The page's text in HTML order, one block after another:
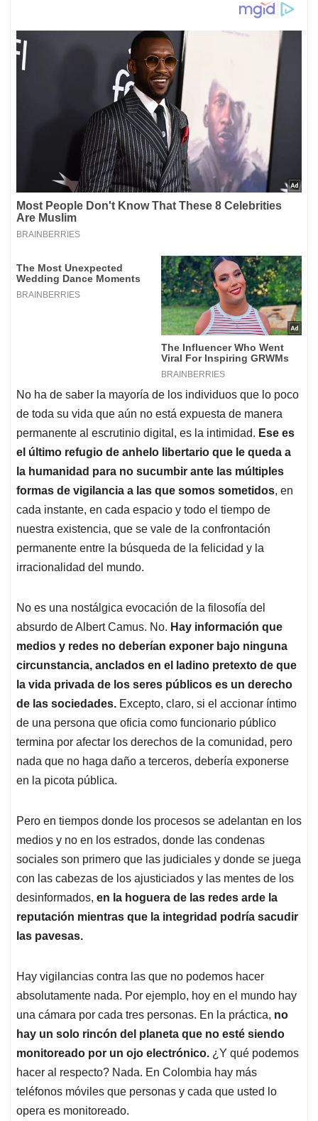
No ha de saber la mayoría de los individuos que lo poco
de toda su vida que aún no está expuesta de manera
permanente al escrutinio digital, es la intimidad. Ese es
el último refugio de anhelo libertario que le queda a
la humanidad para no sucumbir ante las múltiples
formas de vigilancia a las que somos sometidos, en
cada instante, en cada espacio y todo el tiempo de
nuestra existencia, que se vale de la confrontación
permanente entre la búsqueda de la felicidad y la
irracionalidad del mundo.
No es una nostálgica evocación de la filosofía del
absurdo de Albert Camus. No. Hay información que
medios y redes no deberían exponer bajo ninguna
circunstancia, anclados en el ladino pretexto de que
la vida privada de los seres públicos es un derecho
de las sociedades. Excepto, claro, si el accionar íntimo
de una persona que oficia como funcionario público
termina por afectar los derechos de la comunidad, pero
nada que no haga daño a terceros, debería exponerse
en la picota pública.
Pero en tiempos donde los procesos se adelantan en los
medios y no en los estrados, donde las condenas
sociales son primero que las judiciales y donde se juega
con las cabezas de los ajusticiados y las mentes de los
desinformados, en la hoguera de las redes arde la
reputación mientras que la integridad podría sacudir
las pavesas.
Hay vigilancias contra las que no podemos hacer
absolutamente nada. Por ejemplo, hoy en el mundo hay
una cámara por cada tres personas. En la práctica, no
hay un solo rincón del planeta que no esté siendo
monitoreado por un ojo electrónico. ¿Y qué podemos
hacer al respecto? Nada. En Colombia hay más
teléfonos móviles que personas y cada que usted lo
opera es monitoreado.